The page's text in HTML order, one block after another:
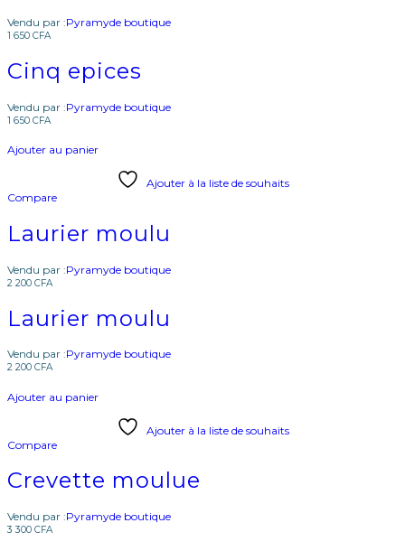
Vendu par :Pyramyde boutique
1 650 CFA
Cinq epices
Vendu par :Pyramyde boutique
1 650 CFA
Ajouter au panier
Ajouter à la liste de souhaits
Compare
Laurier moulu
Vendu par :Pyramyde boutique
2 200 CFA
Laurier moulu
Vendu par :Pyramyde boutique
2 200 CFA
Ajouter au panier
Ajouter à la liste de souhaits
Compare
Crevette moulue
Vendu par :Pyramyde boutique
3 300 CFA